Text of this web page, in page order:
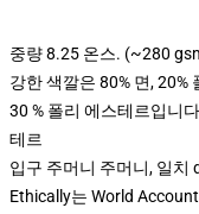
중량 8.25 온스. (~280
강한 색깔은 80% 면,
30 % 폴리 에스테르입니
테르
입구 주머니 주머니, 일치
Ethically는 World